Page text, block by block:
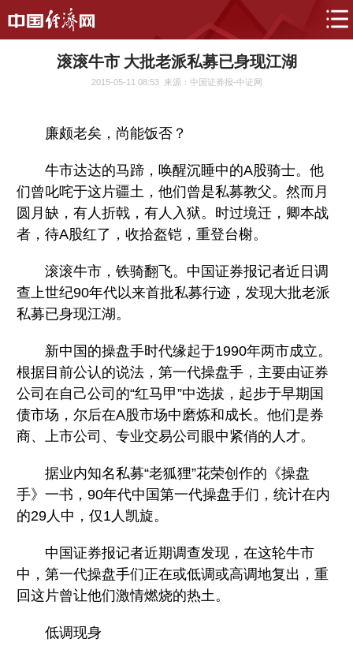
滚滚牛市 大批老派私募已身现江湖
2015-05-11 08:53 来源：中国证券报-中证网
廉颇老矣，尚能饭否？
牛市达达的马蹄，唤醒沉睡中的A股骑士。他
们曾叱咤于这片疆土，他们曾是私募教父。然而月
圆月缺，有人折戟，有人入狱。时过境迁，卿本战
者，待A股红了，收拾盔铠，重登台榭。
滚滚牛市，铁骑翻飞。中国证券报记者近日调
查上世纪90年代以来首批私募行迹，发现大批老派
私募已身现江湖。
新中国的操盘手时代缘起于1990年两市成立。
根据目前公认的说法，第一代操盘手，主要由证券
公司在自己公司的“红马甲”中选拔，起步于早期国
债市场，尔后在A股市场中磨炼和成长。他们是券
商、上市公司、专业交易公司眼中紧俏的人才。
据业内知名私募“老狐狸”花荣创作的《操盘
手》一书，90年代中国第一代操盘手们，统计在内
的29人中，仅1人凯旋。
中国证券报记者近期调查发现，在这轮牛市
中，第一代操盘手们正在或低调或高调地复出，重
回这片曾让他们激情燃烧的热土。
低调现身